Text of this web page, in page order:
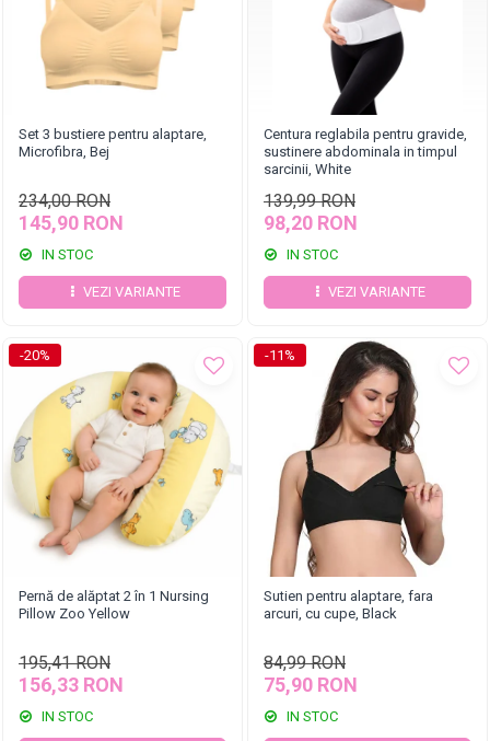
Set 3 bustiere pentru alaptare,
Microfibra, Bej
234,00 RON
145,90 RON
IN STOC
VEZI VARIANTE
Centura reglabila pentru gravide,
sustinere abdominala in timpul
sarcinii, White
139,99 RON
98,20 RON
IN STOC
VEZI VARIANTE
-20%
Pernă de alăptat 2 în 1 Nursing
Pillow Zoo Yellow
195,41 RON
156,33 RON
IN STOC
-11%
Sutien pentru alaptare, fara
arcuri, cu cupe, Black
84,99 RON
75,90 RON
IN STOC